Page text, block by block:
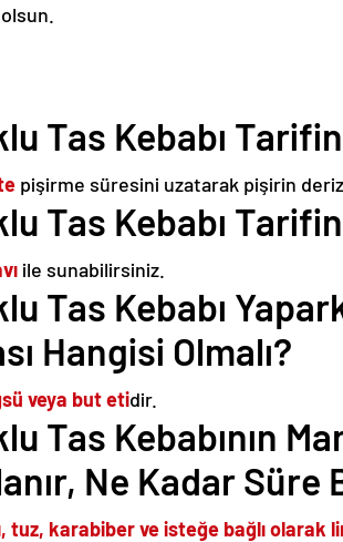
Tas Kebabı
pişirme süresini uzatarak pişirin
Tas Kebabı
ile sunabilirsiniz.
Tas Kebabı
Hangisi Olmalı?
veya but etidir.
Tas Kebabının
Ne Kadar
tuz, karabiber ve isteğe bağlı olarak